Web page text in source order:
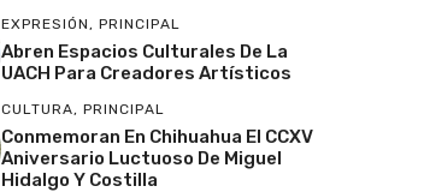
EXPRESIÓN, PRINCIPAL
Abren Espacios Culturales De La
UACH Para Creadores Artísticos
CULTURA, PRINCIPAL
Conmemoran En Chihuahua El CCXV
Aniversario Luctuoso De Miguel
Hidalgo Y Costilla